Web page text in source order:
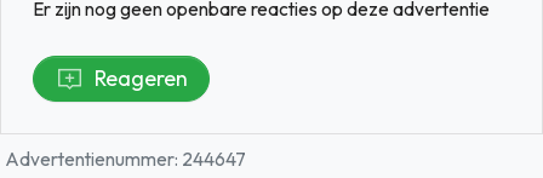
Er zijn nog geen openbare reacties op deze advertentie
Reageren
Advertentienummer: 244647